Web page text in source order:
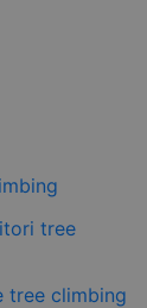
tree
tree climbing